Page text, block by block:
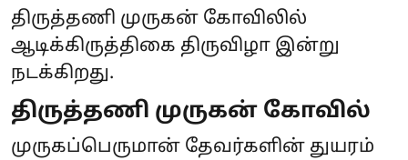
திருத்தணி முருகன் கோவிலில்
ஆடிக்கிருத்திகை திருவிழா இன்று
நடக்கிறது.
திருத்தணி முருகன் கோவில்
முருகப்பெருமான் தேவர்களின் துயரம்